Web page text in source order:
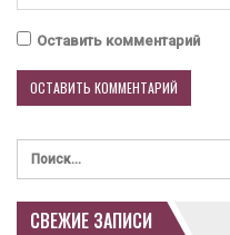
Оставить комментарий
СВЕЖИЕ ЗАПИСИ